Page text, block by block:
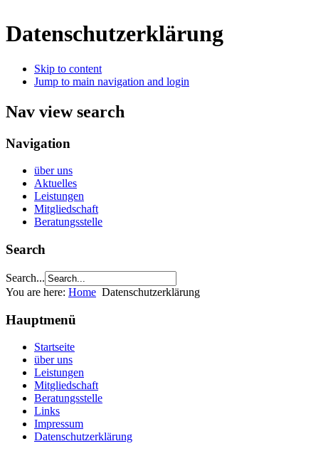
Datenschutzerklärung
Skip to content
Jump to main navigation and login
Nav view search
Navigation
über uns
Aktuelles
Leistungen
Mitgliedschaft
Beratungsstelle
Search
Search...
You are here: Home Datenschutzerklärung
Hauptmenü
Startseite
über uns
Leistungen
Mitgliedschaft
Beratungsstelle
Links
Impressum
Datenschutzerklärung